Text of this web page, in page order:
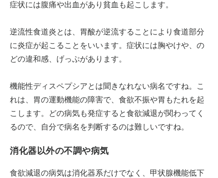
症状には腹痛や出血があり貧血も起こします。
逆流性食道炎とは、胃酸が逆流することにより食道部分
に炎症が起こることをいいます。症状には胸やけや、の
どの違和感、げっぷがあります。
機能性ディスペプシアとは聞きなれない病名ですね。こ
れは、胃の運動機能の障害で、食欲不振や胃もたれを起
こします。どの病気も発症すると食欲減退が関わってく
るので、自分で病名を判断するのは難しいですね。
消化器以外の不調や病気
食欲減退の病気は消化器系だけでなく、甲状腺機能低下